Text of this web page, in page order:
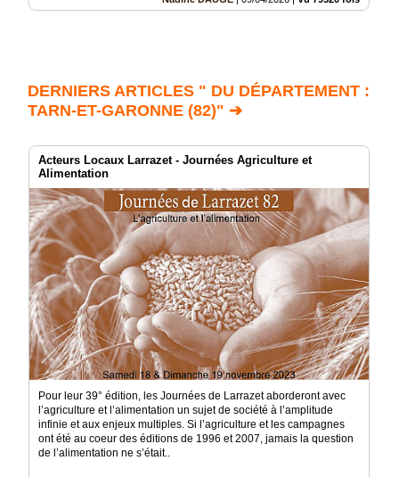
DERNIERS ARTICLES " DU DÉPARTEMENT :
TARN-ET-GARONNE (82)" ➔
Acteurs Locaux Larrazet - Journées Agriculture et
Alimentation
Pour leur 39° édition, les Journées de Larrazet aborderont avec
l’agriculture et l’alimentation un sujet de société à l’amplitude
infinie et aux enjeux multiples. Si l’agriculture et les campagnes
ont été au coeur des éditions de 1996 et 2007, jamais la question
de l’alimentation ne s’était..